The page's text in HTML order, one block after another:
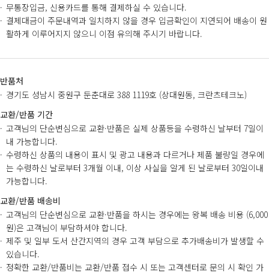
무통장입금, 신용카드를 통해 결제하실 수 있습니다.
결제대금이 주문내역과 일치하지 않을 경우 입금확인이 지연되어 배송이 원
활하게 이루어지지 않으니 이점 유의해 주시기 바랍니다.
반품처
경기도 성남시 중원구 둔춘대로 388 1119호 (상대원동, 크란츠테크노)
교환/반품 기간
고객님의 단순변심으로 교환·반품은 실제 상품등을 수령하신 날부터 7일이
내 가능합니다.
수령하신 상품의 내용이 표시 및 광고 내용과 다르거나 제품 불량일 경우에
는 수령하신 날로부터 3개월 이내, 이상 사실을 알게 된 날로부터 30일이내
가능합니다.
교환/반품 배송비
고객님의 단순변심으로 교환·반품을 하시는 경우에는 왕복 배송 비용 (6,000
원)은 고객님이 부담하셔야 합니다.
제주 및 일부 도서 산간지역의 경우 고객 부담으로 추가배송비가 발생할 수
있습니다.
정확한 교환/반품비는 교환/반품 접수 시 또는 고객센터로 문의 시 확인 가